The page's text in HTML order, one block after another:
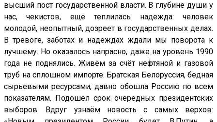
высший пост государственной власти. В глубине души у
нас, чекистов, ещё теплилась надежда: человек
молодой, неопытный, дозреет в государственных делах.
В тревоге, заботах и надеждах ждали мы поворота к
лучшему. Но оказалось напрасно, даже на уровень 1990
года не поднялись. Живём за счёт нефтяной и газовой
труб на сплошном импорте. Братская Белоруссия, бедная
сырьевыми ресурсами, давно обошла Россию по всем
показателям. Подошёл срок очередных президентских
выборов. Вдруг узнаём новость с самых верхов: